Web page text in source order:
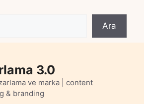
Ara
3.0
ve marka | content
& branding